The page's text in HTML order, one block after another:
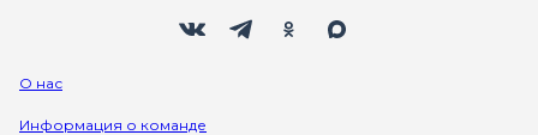
О нас
Информация о команде